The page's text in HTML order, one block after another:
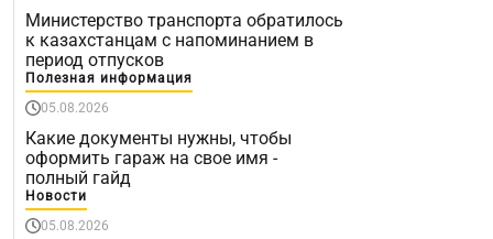
Министерство транспорта обратилось
к казахстанцам с напоминанием в
период отпусков
Полезная информация
05.08.2026
Какие документы нужны, чтобы
оформить гараж на свое имя -
полный гайд
Новости
05.08.2026